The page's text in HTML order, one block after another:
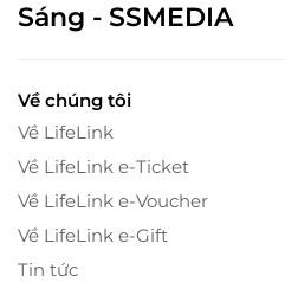
Sáng - SSMEDIA
Về chúng tôi
Về LifeLink
Về LifeLink e-Ticket
Về LifeLink e-Voucher
Về LifeLink e-Gift
Tin tức